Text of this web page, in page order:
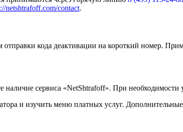
netshtrafoff.com/contact.
отправки кода деактивации на короткий номер.
сервиса «NetShtrafoff». При необходимости
и изучить меню платных услуг.